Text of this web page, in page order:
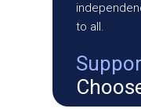
to all.